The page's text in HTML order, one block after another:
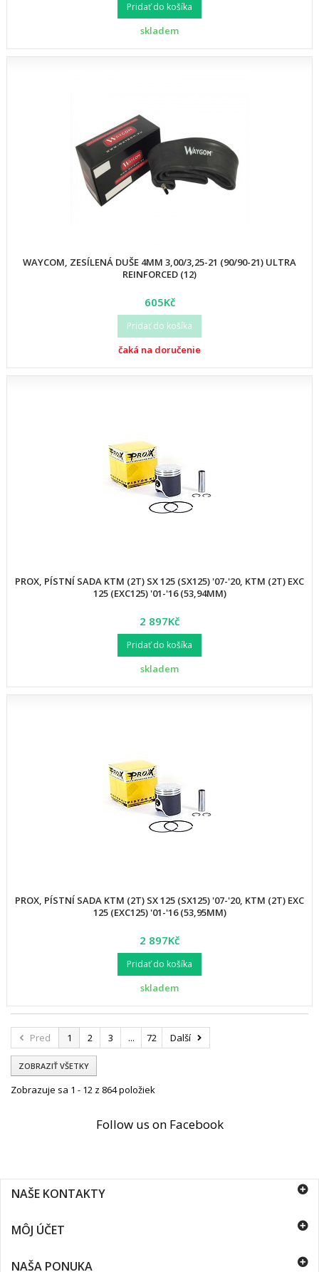
Pridať do košíka
skladem
WAYCOM, ZESÍLENÁ DUŠE 4MM 3,00/3,25-21 (90/90-21) ULTRA
REINFORCED (12)
605Kč
Pridať do košíka
čaká na doručenie
PROX, PÍSTNÍ SADA KTM (2T) SX 125 (SX125) '07-'20, KTM (2T) EXC
125 (EXC125) '01-'16 (53,94MM)
2 897Kč
Pridať do košíka
skladem
PROX, PÍSTNÍ SADA KTM (2T) SX 125 (SX125) '07-'20, KTM (2T) EXC
125 (EXC125) '01-'16 (53,95MM)
2 897Kč
Pridať do košíka
skladem
Pred 1 2 3 ... 72 Další
ZOBRAZIŤ VŠETKY
Zobrazuje sa 1 - 12 z 864 položiek
Follow us on Facebook
NAŠE KONTAKTY
MÔJ ÚČET
NAŠA PONUKA